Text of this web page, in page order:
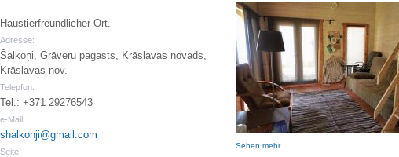
Haustierfreundlicher Ort.
Adresse:
Šalkoņi, Grāveru pagasts, Krāslavas novads,
Krāslavas nov.
Telepfon:
Tel.: +371 29276543
e-Mail:
shalkonji@gmail.com
Seite:
Sehen mehr